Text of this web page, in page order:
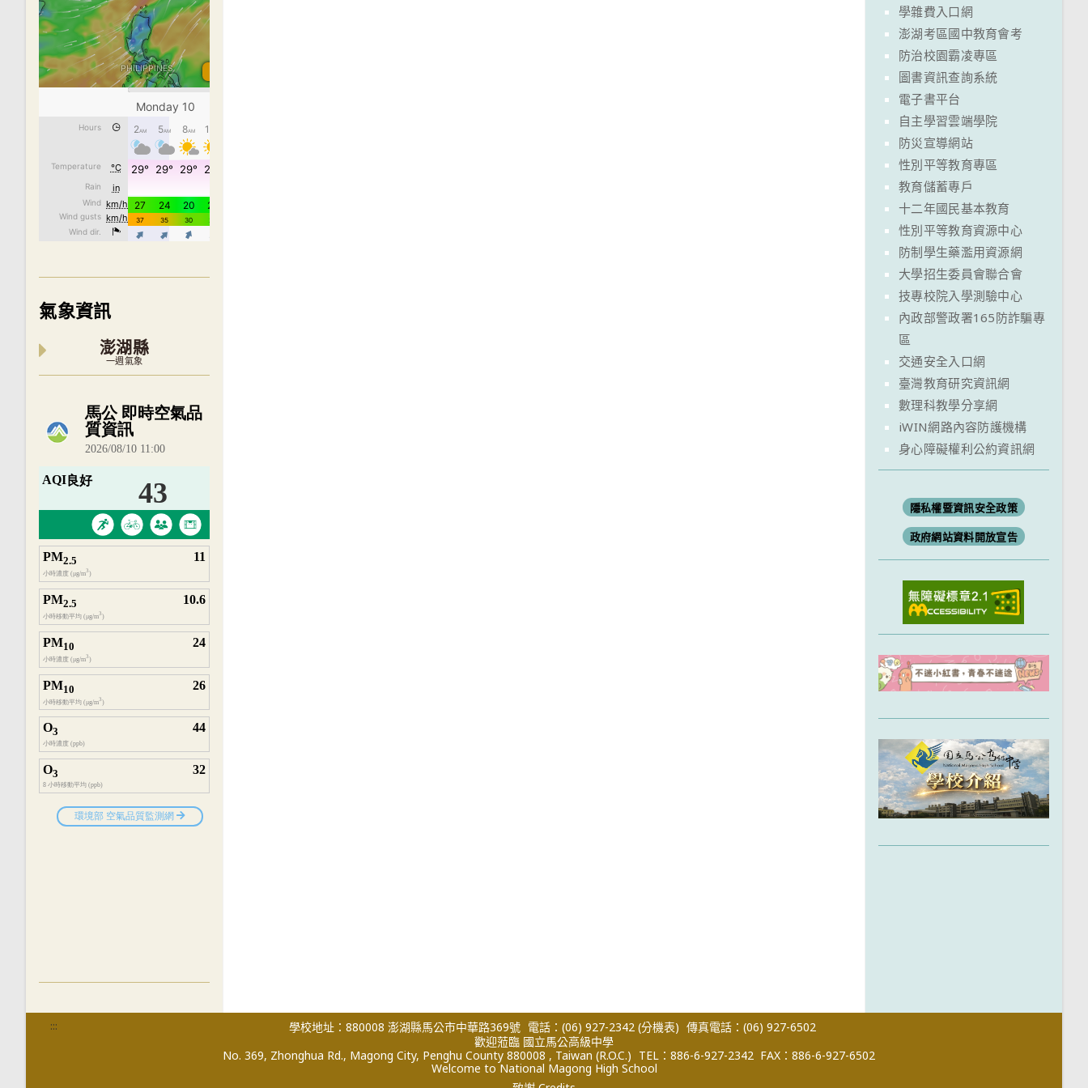
氣象資訊
澎湖縣
一週氣象
內嵌空氣品質小工具為視覺預覽，完整即時空氣品質資料請開啟
學雜費入口網
澎湖考區國中教育會考
防治校園霸凌專區
圖書資訊查詢系統
電子書平台
自主學習雲端學院
防災宣導網站
性別平等教育專區
教育儲蓄專戶
十二年國民基本教育
性別平等教育資源中心
防制學生藥濫用資源網
大學招生委員會聯合會
技專校院入學測驗中心
內政部警政署165防詐騙專
區
交通安全入口網
臺灣教育研究資訊網
數理科教學分享網
iWIN網路內容防護機構
身心障礙權利公約資訊網
隱私權暨資訊安全政策
政府網站資料開放宣告
::: 學校地址：880008 澎湖縣馬公市中華路369號 電話：(06) 927-2342 (分機表) 傳真電話：(06) 927-6502
歡迎蒞臨 國立馬公高級中學
No. 369, Zhonghua Rd., Magong City, Penghu County 880008 , Taiwan (R.O.C.) TEL：886-6-927-2342 FAX：886-6-927-6502
Welcome to National Magong High School